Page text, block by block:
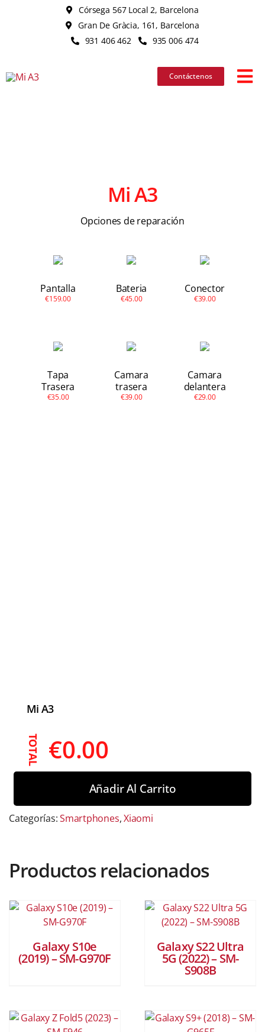
Córsega 567 Local 2, Barcelona
Gran De Gràcia, 161, Barcelona
931 406 462
935 006 474
Contáctenos
Mi A3
Opciones de reparación
Pantalla
€159.00
Bateria
€45.00
Conector
€39.00
Tapa
Trasera
€35.00
Camara
trasera
€39.00
Camara
delantera
€29.00
Mi A3
TOTAL €0.00
Añadir Al Carrito
Categorías:Smartphones,Xiaomi
Productos relacionados
Galaxy S10e
(2019) – SM-G970F
Galaxy S22 Ultra
5G (2022) – SM-
S908B